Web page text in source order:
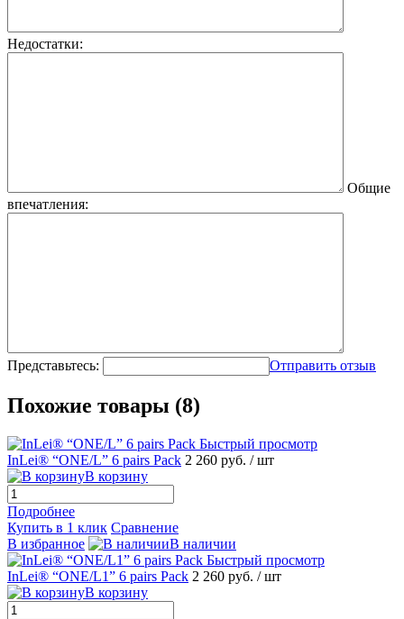
Недостатки:
Общие
впечатления:
Представьтесь: Отправить отзыв
Похожие товары (8)
Быстрый просмотр
InLei® “ONE/L” 6 pairs Pack 2 260 руб. / шт
В корзину
Подробнее
Купить в 1 клик Сравнение
В избранное
В наличии
Быстрый просмотр
InLei® “ONE/L1” 6 pairs Pack 2 260 руб. / шт
В корзину